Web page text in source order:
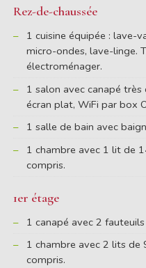
Rez-de-chaussée
1 cuisine équipée : lave-
micro-ondes, lave-linge.
électroménager.
1 salon avec canapé
écran plat, WiFi par box
1 salle de bain avec
1 chambre avec 1 lit de
compris.
1er étage
1 canapé avec 2
1 chambre avec 2 lits
compris.